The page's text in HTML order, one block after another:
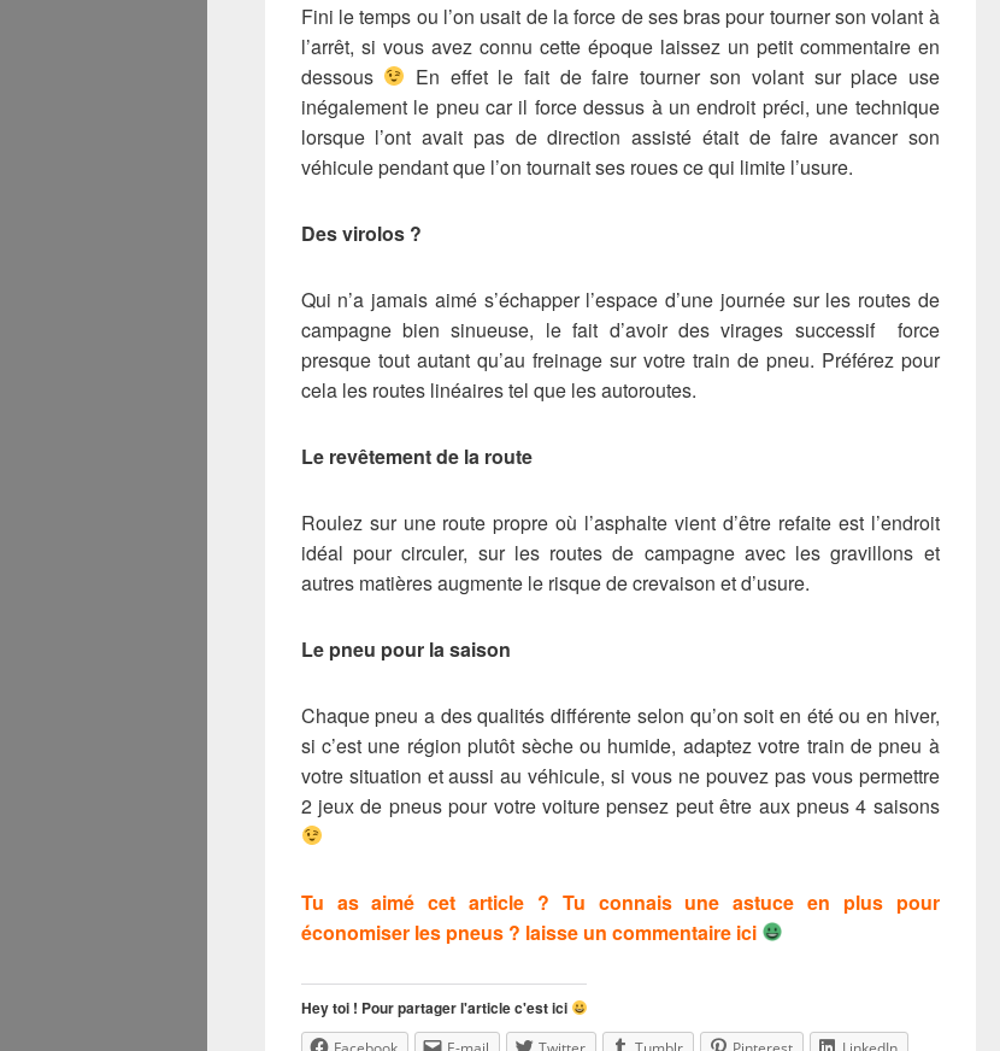
Fini le temps ou l’on usait de la force de ses bras pour tourner son volant à
l’arrêt, si vous avez connu cette époque laissez un petit commentaire en
dessous
En effet le fait de faire tourner son volant sur place use
inégalement le pneu car il force dessus à un endroit préci, une technique
lorsque l’ont avait pas de direction assisté était de faire avancer son
véhicule pendant que l’on tournait ses roues ce qui limite l’usure.
Des virolos ?
Qui n’a jamais aimé s’échapper l’espace d’une journée sur les routes de
campagne bien sinueuse, le fait d’avoir des virages successif force
presque tout autant qu’au freinage sur votre train de pneu. Préférez pour
cela les routes linéaires tel que les autoroutes.
Le revêtement de la route
Roulez sur une route propre où l’asphalte vient d’être refaite est l’endroit
idéal pour circuler, sur les routes de campagne avec les gravillons et
autres matières augmente le risque de crevaison et d’usure.
Le pneu pour la saison
Chaque pneu a des qualités différente selon qu’on soit en été ou en hiver,
si c’est une région plutôt sèche ou humide, adaptez votre train de pneu à
votre situation et aussi au véhicule, si vous ne pouvez pas vous permettre
2 jeux de pneus pour votre voiture pensez peut être aux pneus 4 saisons
Tu as aimé cet article ? Tu connais une astuce en plus pour
économiser les pneus ? laisse un commentaire ici
Hey toi ! Pour partager l'article c'est ici